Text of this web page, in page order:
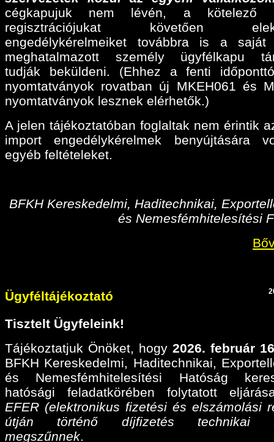
cégkapujuk nem lévén, a kötelező
regisztrációjukat követően
engedélykérelmeiket továbbra is a
meghatalmazott személy ügyfélkapu
tudják beküldeni. (Ehhez a fenti
nyomtatványok rovatban új MKEH061 és
nyomtatványok lesznek elérhetők.)
A jelen tájékoztatóban foglaltak nem érintik
import engedélykérelmek benyújtására
egyéb feltételeket.
BFKH Kereskedelmi, Haditechnikai,
és Nemesfémhitelesítési
Ügyféltájékoztató
Tisztelt Ügyfeleink!
Tájékoztatjuk Önöket, hogy 2026. február
BFKH Kereskedelmi, Haditechnikai,
és Nemesfémhitelesítési Hatóság
hatósági feladatkörében folytatott
EFER (elektronikus fizetési és elszámolási
útján történő díjfizetés technikai
megszűnnek.